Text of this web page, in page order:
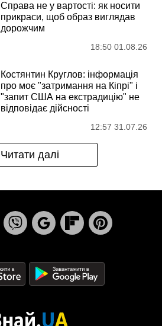
Справа не у вартості: як носити
прикраси, щоб образ виглядав
дорожчим
18:50 01.08.26
Костянтин Круглов: інформація
про моє "затримання на Кіпрі" і
"запит США на екстрадицію" не
відповідає дійсності
12:57 31.07.26
Читати далі